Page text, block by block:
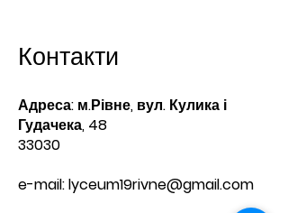
Контакти
Адреса: м.Рівне, вул. Кулика і
Гудачека, 48
33030
e-mail:lyceum19rivne@gmail.com